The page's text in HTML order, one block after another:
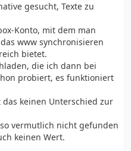
gesucht, Texte zu
Konto, mit dem man
www synchronisieren
bietet.
die ich dann bei
probiert, es funktioniert
keinen Unterschied zur
vermutlich nicht gefunden
keinen Wert.